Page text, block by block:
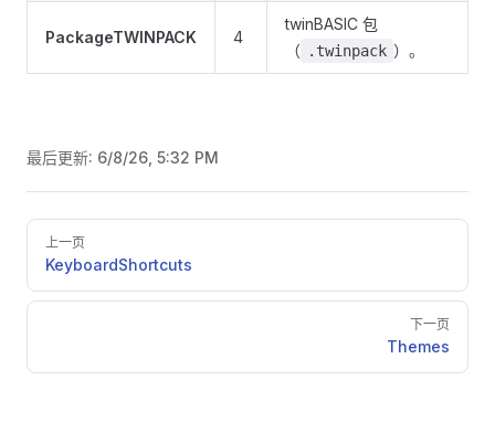
PackageTWINPACK 4
twinBASIC 包
（
.twinpack ）。
最后更新: 6/8/26, 5:32 PM
Pager
上一页
KeyboardShortcuts
下一页
Themes